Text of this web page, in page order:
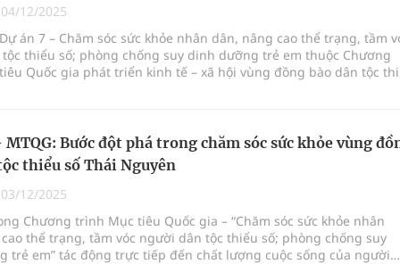
04/12/2025
án 7 – Chăm sóc sức khỏe nhân dân, nâng cao thể trạng, tầm
thiểu số; phòng chống suy dinh dưỡng trẻ em thuộc Chương
Quốc gia phát triển kinh tế – xã hội vùng đồng bào dân tộc
MTQG: Bước đột phá trong chăm sóc sức khỏe vùng
thiểu số Thái Nguyên
03/12/2025
Chương trình Mục tiêu Quốc gia – “Chăm sóc sức khỏe nhân
thể trạng, tầm vóc người dân tộc thiểu số; phòng chống suy
trẻ em” tác động trực tiếp đến chất lượng cuộc sống của người